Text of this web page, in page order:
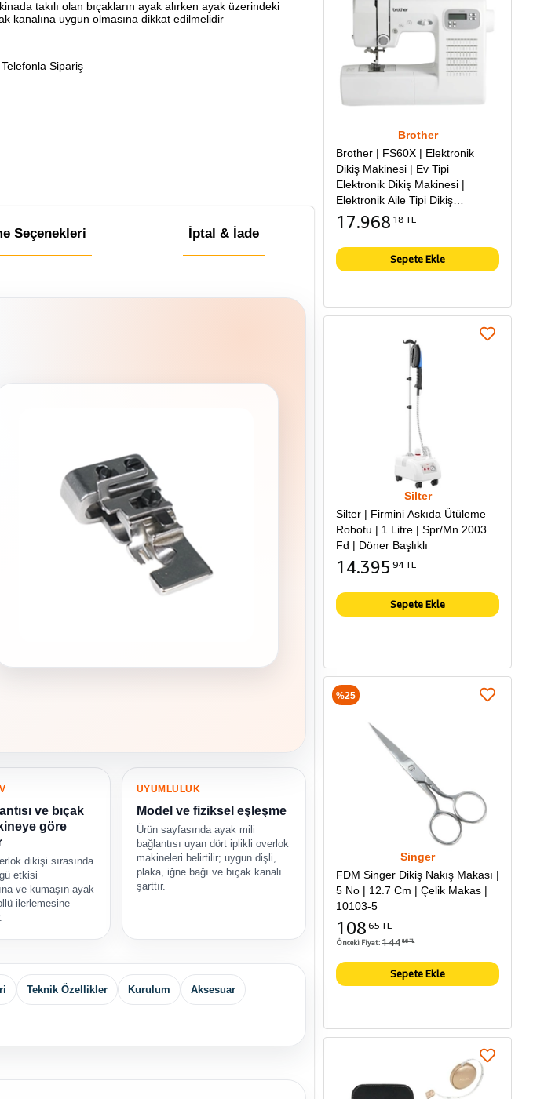
takılı olan bıçakların ayak alırken ayak üzerindeki
kanalına uygun olmasına dikkat edilmelidir
Telefonla Sipariş
Seçenekleri İptal & İade
ve bıçak
göre
dikişi sırasında
etkisi
ve kumaşın ayak
ilerlemesine
UYUMLULUK
Model ve fiziksel eşleşme
Ürün sayfasında ayak mili
bağlantısı uyan dört iplikli overlok
makineleri belirtilir; uygun dişli,
plaka, iğne bağı ve bıçak kanalı
şarttır.
Teknik Özellikler Kurulum Aksesuar
Brother
Brother | FS60X | Elektronik
Dikiş Makinesi | Ev Tipi
Elektronik Dikiş Makinesi |
Elektronik Aile Tipi Dikiş
Makinesi
17.968 18 TL
Sepete Ekle
Silter
Silter | Firmini Askıda Ütüleme
Robotu | 1 Litre | Spr/Mn 2003
Fd | Döner Başlıklı
14.395 94 TL
Sepete Ekle
Singer
FDM Singer Dikiş Nakış Makası |
5 No | 12.7 Cm | Çelik Makas |
10103-5
108 65 TL
Önceki Fiyat:144 86 TL
Sepete Ekle
%25